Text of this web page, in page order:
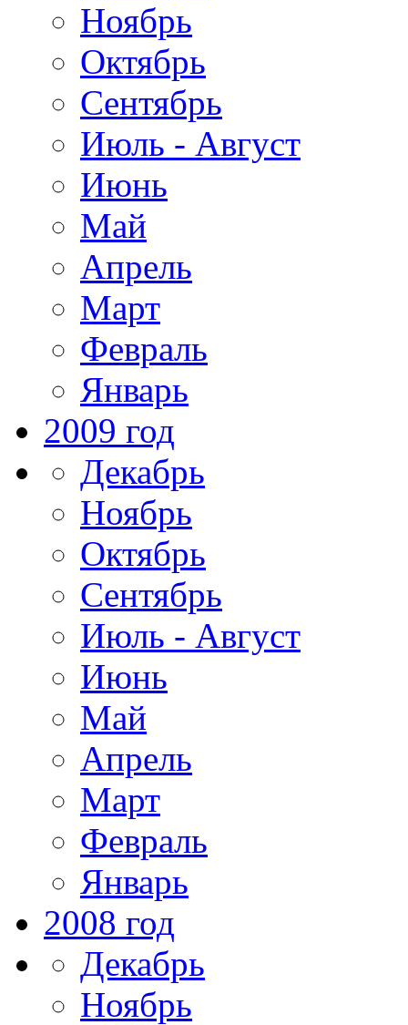
Ноябрь
Октябрь
Сентябрь
Июль - Август
Июнь
Май
Апрель
Март
Февраль
Январь
2009 год
Декабрь
Ноябрь
Октябрь
Сентябрь
Июль - Август
Июнь
Май
Апрель
Март
Февраль
Январь
2008 год
Декабрь
Ноябрь